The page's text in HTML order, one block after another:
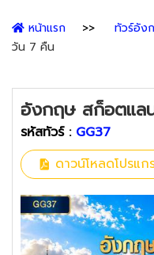
หน้าแรก ทัวร์อัง
วัน 7 คืน
อังกฤษ สก็อตแล
รหัสทัวร์ : GG37
ดาวน์โหลดโปรแก